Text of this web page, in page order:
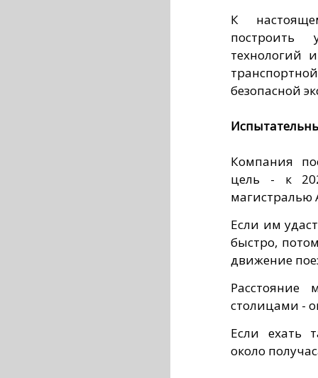
К
построить
технологий
безопасной
​Компания
цель - к
Если им
быстро,
движение
Расстояние
столицами -
Если ехать
около